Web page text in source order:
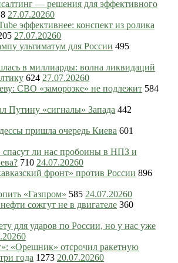
— решения для эффективного
27.07.20260
эффективнее: конспект из ролика
27.07.20260
ультиматум для России 495
в миллиарды: волна ликвидаций
624 27.07.20260
СВО «заморозке» не подлежит 584
Путину «сигналы» Запада 442
пришла очередь Киева 601
ли нас пробоины в НПЗ и
710 24.07.20260
фронт» против России 896
«Газпром» 585 24.07.20260
сожгут не в двигателе 360
для ударов по России, но у нас уже
0
«Орешник» отсрочил ракетную
года 1273 20.07.20260